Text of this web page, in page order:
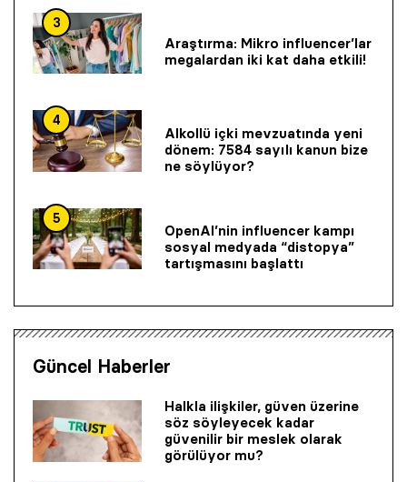
3
Araştırma: Mikro influencer’lar
megalardan iki kat daha etkili!
4
Alkollü içki mevzuatında yeni
dönem: 7584 sayılı kanun bize
ne söylüyor?
5
OpenAI’nin influencer kampı
sosyal medyada “distopya”
tartışmasını başlattı
Güncel Haberler
Halkla ilişkiler, güven üzerine
söz söyleyecek kadar
güvenilir bir mes­lek olarak
görülüyor mu?